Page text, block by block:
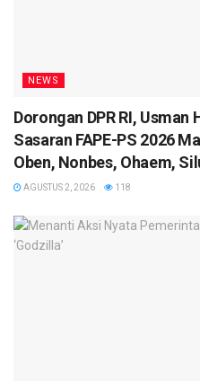
NEWS
Dorongan DPR RI, Usman
Sasaran FAPE-PS 2026
Oben, Nonbes, Ohaem,
AGUSTUS 2, 2026 118